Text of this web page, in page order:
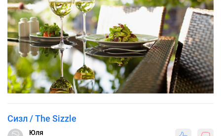
Сизл / The Sizzle
Юля